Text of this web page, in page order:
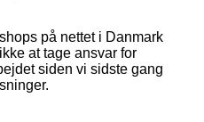
på nettet i Danmark
at tage ansvar for
siden vi sidste gang